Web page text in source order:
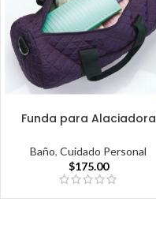
Funda para Alaciadora
Baño,Cuidado Personal
$175.00